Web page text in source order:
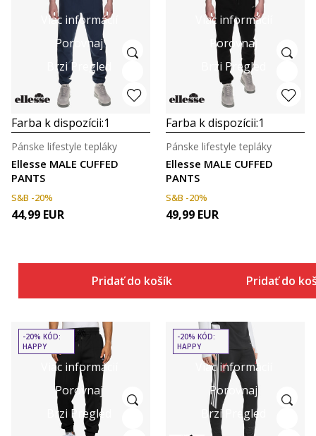
Viac informácií
Porovnaj
Brzi Pregled
Farba k dispozícii:1
Ellesse MALE CUFFED
PANTS
Pánske lifestyle tepláky
S&B -20%
44,99 EUR
Pridať do košíka
Viac informácií
Porovnaj
Brzi Pregled
Farba k dispozícii:1
Ellesse MALE CUFFED
PANTS
Pánske lifestyle tepláky
S&B -20%
49,99 EUR
Pridať do
Viac informácií
Porovnaj
Brzi Pregled
-20% KÓD:
HAPPY
Viac informácií
Porovnaj
Brzi Pregled
-20% KÓD:
HAPPY